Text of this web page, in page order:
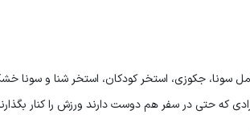
جکوزی، استخر کودکان، استخر شنا و سونا خشک
که حتی در سفر هم دوست دارند ورزش را کنار